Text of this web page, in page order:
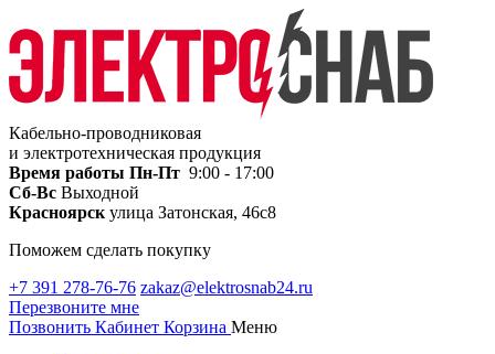
Кабельно-проводниковая
и электротехническая продукция
Время работы Пн-Пт 9:00 - 17:00
Сб-Вс Выходной
Красноярск улица Затонская, 46с8
Поможем сделать покупку
+7 391 278-76-76 zakaz@elektrosnab24.ru
Перезвоните мне
Позвонить Кабинет Корзина Меню